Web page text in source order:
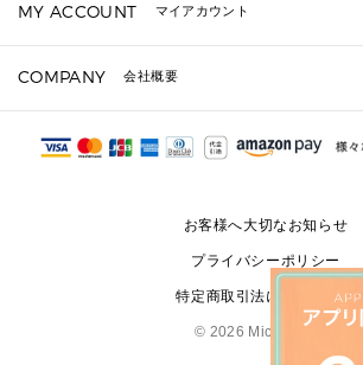
定期ケース・カードケース・名刺入れ
▶ シューズ・靴
スニーカー
ギフト用にラッピングができますか？
ショッピングバッグを購入商品分送ってもらえま
注文後に完了メールが受信できないのですが？
サイズ交換はできますか？
MY ACCOUNT マイアカウント
COMPANY 会社概要
会社概要
お客様へ大切なお知らせ
プライバシーポリシー
特定商取引法に基づく表記
© 2026 Michael Kors